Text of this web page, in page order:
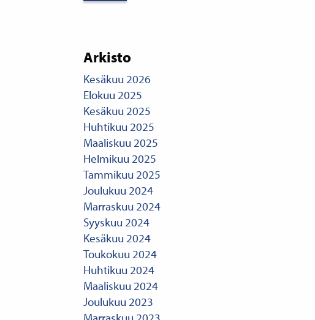
Arkisto
Kesäkuu 2026
Elokuu 2025
Kesäkuu 2025
Huhtikuu 2025
Maaliskuu 2025
Helmikuu 2025
Tammikuu 2025
Joulukuu 2024
Marraskuu 2024
Syyskuu 2024
Kesäkuu 2024
Toukokuu 2024
Huhtikuu 2024
Maaliskuu 2024
Joulukuu 2023